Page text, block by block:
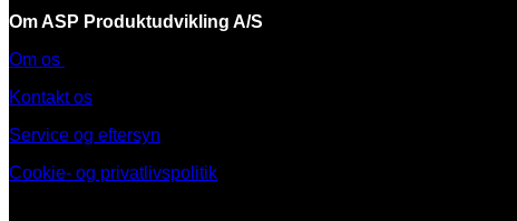
Om ASP Produktudvikling A/S
Om os
Kontakt os
Service og eftersyn
Cookie- og privatlivspolitik